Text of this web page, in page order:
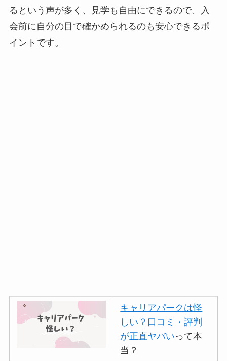
るという声が多く、見学も自由にできるので、入
会前に自分の目で確かめられるのも安心できるポ
イントです。
キャリアパークは怪
しい？口コミ・評判
が正直ヤバいって本
当？